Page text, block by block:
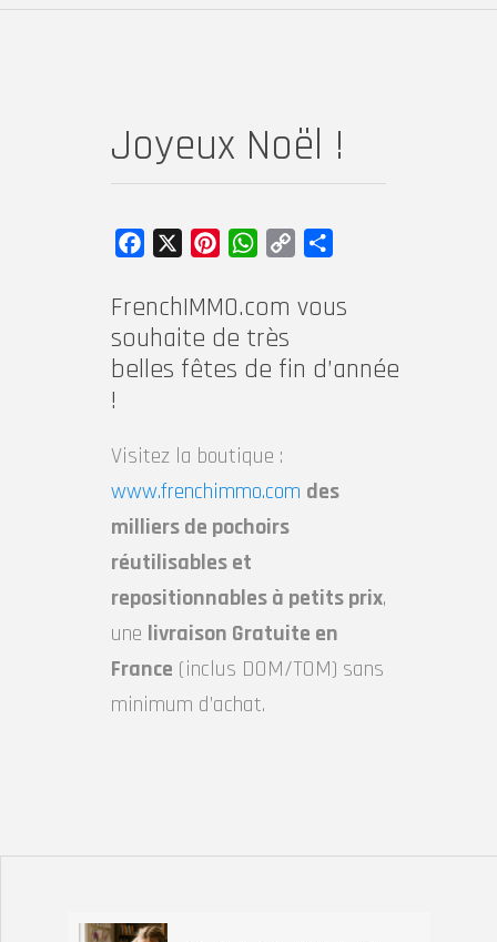
Joyeux Noël !
Facebook PinterestWhatsApp
Copy
FrenchIMMO.com vous
souhaite de très
belles fêtes de fin d’année
!
Visitez la boutique :
www.frenchimmo.com des
milliers de pochoirs
réutilisables et
repositionnables à petits prix,
une livraison Gratuite en
France (inclus DOM/TOM) sans
minimum d’achat.